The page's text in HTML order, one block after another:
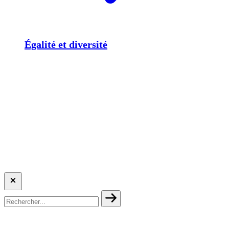
Égalité et diversité